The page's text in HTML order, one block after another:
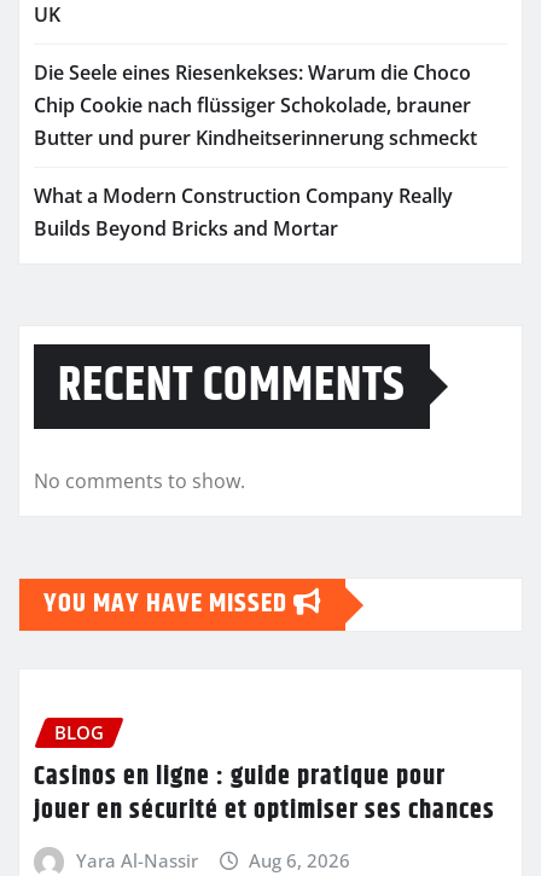
UK
Die Seele eines Riesenkekses: Warum die Choco
Chip Cookie nach flüssiger Schokolade, brauner
Butter und purer Kindheitserinnerung schmeckt
What a Modern Construction Company Really
Builds Beyond Bricks and Mortar
RECENT COMMENTS
No comments to show.
YOU MAY HAVE MISSED
BLOG
Casinos en ligne : guide pratique pour
jouer en sécurité et optimiser ses chances
Yara Al-Nassir Aug 6, 2026